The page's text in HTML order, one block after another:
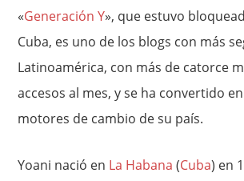
«Generación Y», que estuvo
Cuba, es uno de los blogs con más
Latinoamérica, con más de catorce
accesos al mes, y se ha convertido
motores de cambio de su país.
Yoani nació en La Habana (Cuba) en